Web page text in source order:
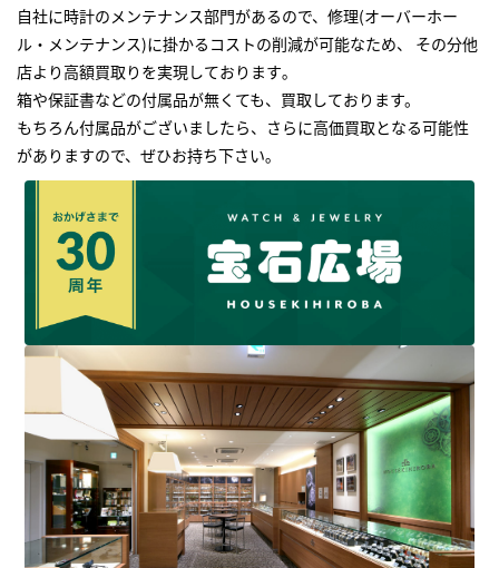
自社に時計のメンテナンス部門があるので、修理(オーバーホー
ル・メンテナンス)に掛かるコストの削減が可能なため、 その分他
店より高額買取りを実現しております｡
箱や保証書などの付属品が無くても、買取しております。
もちろん付属品がございましたら、さらに高価買取となる可能性
がありますので、ぜひお持ち下さい｡